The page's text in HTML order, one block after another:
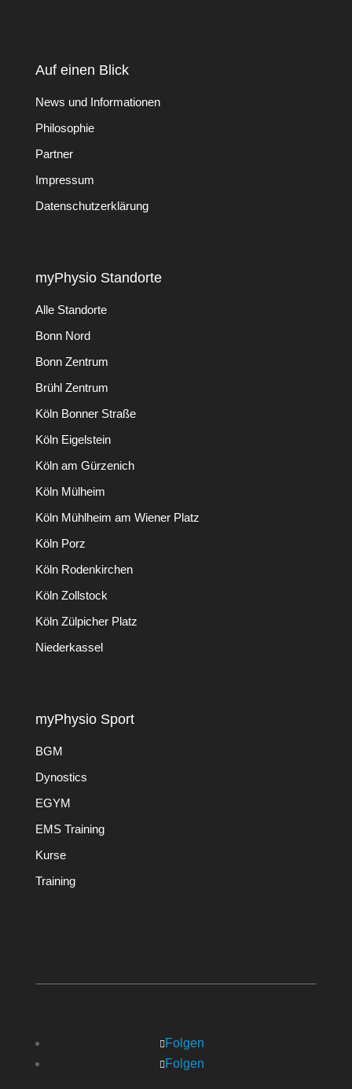
Auf einen Blick
News und Informationen
Philosophie
Partner
Impressum
Datenschutzerklärung
myPhysio Standorte
Alle Standorte
Bonn Nord
Bonn Zentrum
Brühl Zentrum
Köln Bonner Straße
Köln Eigelstein
Köln am Gürzenich
Köln Mülheim
Köln Mühlheim am Wiener Platz
Köln Porz
Köln Rodenkirchen
Köln Zollstock
Köln Zülpicher Platz
Niederkassel
myPhysio Sport
BGM
Dynostics
EGYM
EMS Training
Kurse
Training
Folgen
Folgen